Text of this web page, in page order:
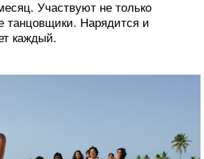
Участвуют не только
танцовщики. Нарядится и
каждый.